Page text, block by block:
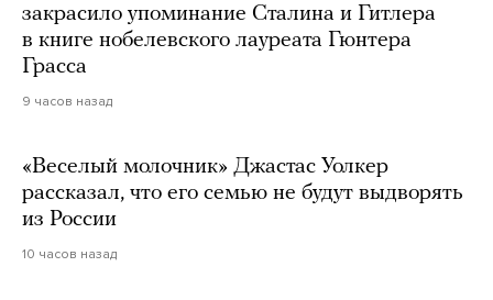
закрасило упоминание Сталина и Гитлера
в книге нобелевского лауреата Гюнтера
Грасса
9 часов назад
«Веселый молочник» Джастас Уолкер
рассказал, что его семью не будут выдворять
из России
10 часов назад